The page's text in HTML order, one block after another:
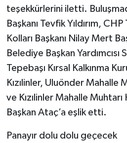
teşekkürlerini iletti.
Başkanı Tevfik Yıldırım,
Kolları Başkanı Nilay Mert
Belediye Başkan Yardımcısı
Tepebaşı Kırsal Kalkınma
Kızılinler, Uluönder Mahalle
ve Kızılinler Mahalle
Başkan Ataç’a eşlik etti.
Panayır dolu dolu geçecek